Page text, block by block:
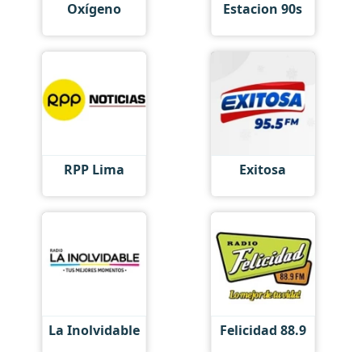
Oxígeno Estacion 90s
RPP Lima Exitosa
La Inolvidable Felicidad 88.9